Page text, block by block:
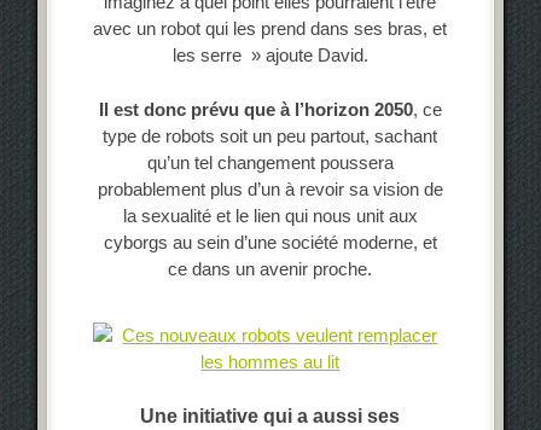
avec un robot qui les prend dans ses bras, et
les serre » ajoute David.
Il est donc prévu que à l’horizon 2050, ce
type de robots soit un peu partout, sachant
qu’un tel changement poussera
probablement plus d’un à revoir sa vision de
la sexualité et le lien qui nous unit aux
cyborgs au sein d’une société moderne, et
ce dans un avenir proche.
Une initiative qui a aussi ses